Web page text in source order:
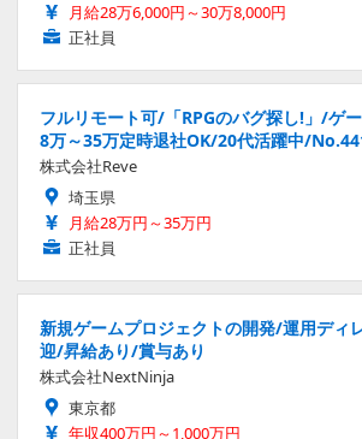
月給28万6,000円～30万8,000円
正社員
フルリモート可/「RPGのバグ探し!」/ゲ
8万～35万定時退社OK/20代活躍中/
株式会社Reve
埼玉県
月給28万円～35万円
正社員
新規ゲームプロジェクトの開発/運用ディ
迎/昇給あり/賞与あり
株式会社NextNinja
東京都
年収400万円～1,000万円